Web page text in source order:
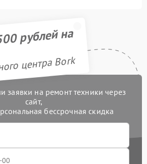
рублей на
центра Bork
заявки на ремонт техники через
сайт,
бессрочная скидка